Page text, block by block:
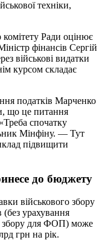
техніки,
комітету Ради оцінює
фінансів Сергій
військові видатки
курсом складає
податків Марченко
що це питання
спочатку
Мінфіну. — Тут
підвищити
до бюджету
військового збору
урахування
збору для ФОП) може
грн на рік.